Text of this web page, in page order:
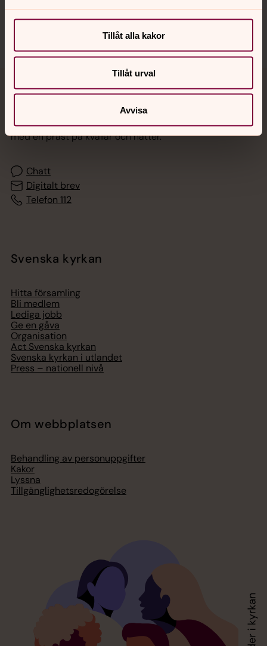
Tillåt alla kakor
Tillåt urval
Avvisa
Jourhavande präst
Akut samtals- och krisstöd. Prata eller chatta anonymt
med en präst på kvällar och nätter.
Chatt
Digitalt brev
Telefon 112
Svenska kyrkan
Hitta församling
Bli medlem
Lediga jobb
Ge en gåva
Organisation
Act Svenska kyrkan
Svenska kyrkan i utlandet
Press – nationell nivå
Om webbplatsen
Behandling av personuppgifter
Kakor
Lyssna
Tillgänglighetsredogörelse